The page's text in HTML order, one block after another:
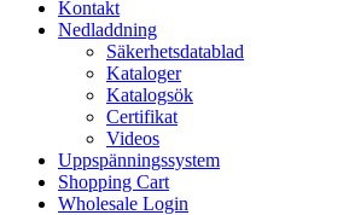
Kontakt
Nedladdning
Säkerhetsdatablad
Kataloger
Katalogsök
Certifikat
Videos
Uppspänningssystem
Shopping Cart
Wholesale Login